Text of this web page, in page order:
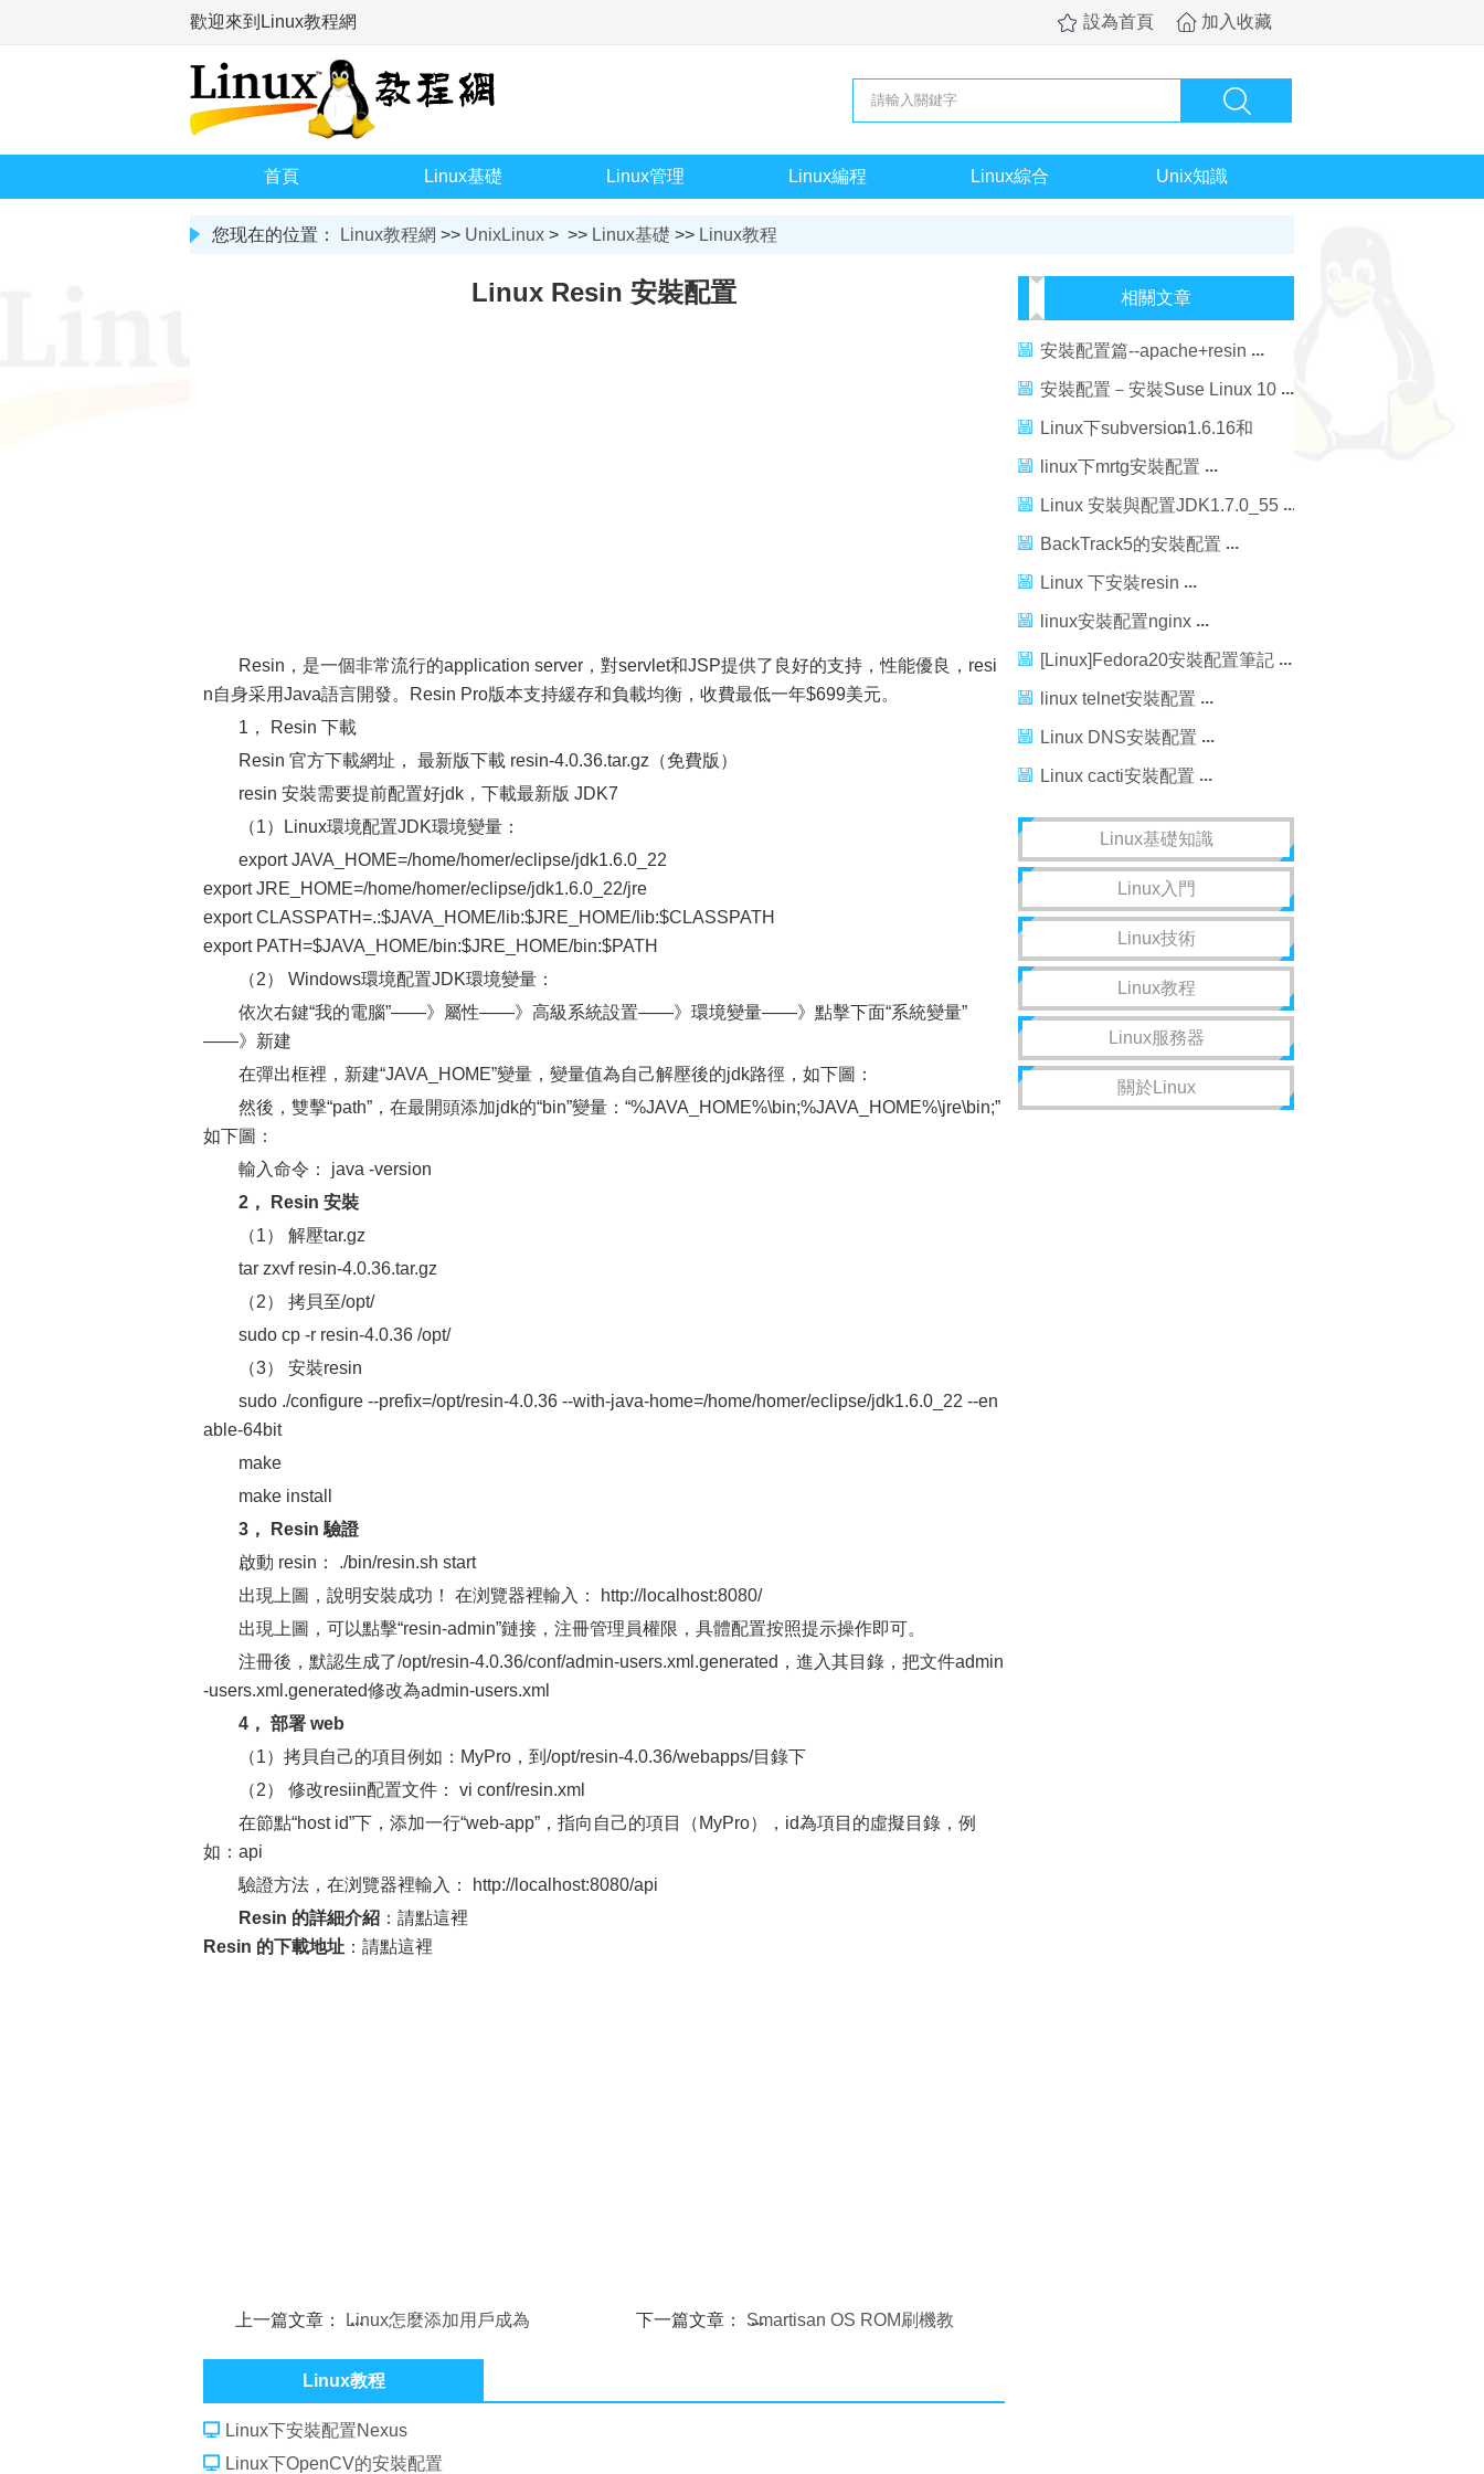
歡迎來到Linux教程網 設為首頁 加入收藏
首頁 Linux基礎 Linux管理 Linux編程 Linux綜合 Unix知識
您现在的位置： Linux教程網 >> UnixLinux > >> Linux基礎 >> Linux教程
Linux Resin 安裝配置
Resin，是一個非常流行的application server，對servlet和JSP提供了良好的支持，性能優良，resi
n自身采用Java語言開發。Resin Pro版本支持緩存和負載均衡，收費最低一年$699美元。
1， Resin 下載
Resin 官方下載網址， 最新版下載 resin-4.0.36.tar.gz（免費版）
resin 安裝需要提前配置好jdk，下載最新版 JDK7
（1）Linux環境配置JDK環境變量：
export JAVA_HOME=/home/homer/eclipse/jdk1.6.0_22
export JRE_HOME=/home/homer/eclipse/jdk1.6.0_22/jre
export CLASSPATH=.:$JAVA_HOME/lib:$JRE_HOME/lib:$CLASSPATH
export PATH=$JAVA_HOME/bin:$JRE_HOME/bin:$PATH
（2） Windows環境配置JDK環境變量：
依次右鍵“我的電腦”——》屬性——》高級系統設置——》環境變量——》點擊下面“系統變量”
——》新建
在彈出框裡，新建“JAVA_HOME”變量，變量值為自己解壓後的jdk路徑，如下圖：
然後，雙擊“path”，在最開頭添加jdk的“bin”變量：“%JAVA_HOME%\bin;%JAVA_HOME%\jre\bin;”
如下圖：
輸入命令： java -version
2， Resin 安裝
（1） 解壓tar.gz
tar zxvf resin-4.0.36.tar.gz
（2） 拷貝至/opt/
sudo cp -r resin-4.0.36 /opt/
（3） 安裝resin
sudo ./configure --prefix=/opt/resin-4.0.36 --with-java-home=/home/homer/eclipse/jdk1.6.0_22 --en
able-64bit
make
make install
3， Resin 驗證
啟動 resin： ./bin/resin.sh start
出現上圖，說明安裝成功！ 在浏覽器裡輸入： http://localhost:8080/
出現上圖，可以點擊“resin-admin”鏈接，注冊管理員權限，具體配置按照提示操作即可。
注冊後，默認生成了/opt/resin-4.0.36/conf/admin-users.xml.generated，進入其目錄，把文件admin
-users.xml.generated修改為admin-users.xml
4， 部署 web
（1）拷貝自己的項目例如：MyPro，到/opt/resin-4.0.36/webapps/目錄下
（2） 修改resiin配置文件： vi conf/resin.xml
在節點“host id”下，添加一行“web-app”，指向自己的項目（MyPro），id為項目的虛擬目錄，例
如：api
驗證方法，在浏覽器裡輸入： http://localhost:8080/api
Resin 的詳細介紹 ：請點這裡
Resin 的下載地址 ：請點這裡
上一篇文章：
Linux怎麼添加用戶成為
下一篇文章： Smartisan OS ROM刷機教
Linux教程
Linux下安裝配置Nexus
Linux下OpenCV的安裝配置
相關文章
安裝配置篇--apache+resin
安裝配置－安裝Suse Linux 10
Linux下subversion1.6.16和
apache安裝配置
linux下mrtg安裝配置
Linux 安裝與配置JDK1.7.0_55
BackTrack5的安裝配置
Linux 下安裝resin
linux安裝配置nginx
[Linux]Fedora20安裝配置筆記
linux telnet安裝配置
Linux DNS安裝配置
Linux cacti安裝配置
Linux基礎知識
Linux入門
Linux技術
Linux教程
Linux服務器
關於Linux